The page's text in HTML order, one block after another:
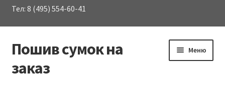
Тел: 8 (495) 554-60-41
Перейти
к
навигации
Перейти
к
содержимому
Пошив сумок на
заказ
Меню